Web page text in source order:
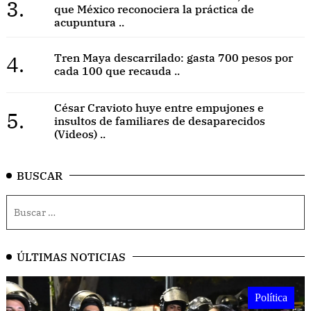
3.
que México reconociera la práctica de
acupuntura ..
4.
Tren Maya descarrilado: gasta 700 pesos por
cada 100 que recauda ..
5.
César Cravioto huye entre empujones e
insultos de familiares de desaparecidos
(Videos) ..
BUSCAR
ÚLTIMAS NOTICIAS
Política